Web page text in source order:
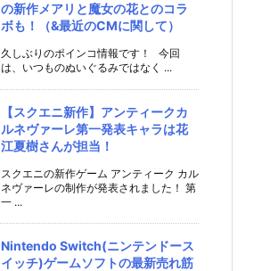
の新作メアリと魔女の花とのコラ
ボも！（&最近のCMに関して）
久しぶりのポインコ情報です！ 今回
は、いつものぬいぐるみではなく ...
【スクエニ新作】アンティークカ
ルネヴァーレ第一発表キャラは花
江夏樹さんが担当！
スクエニの新作ゲーム アンティーク カル
ネヴァーレの制作が発表されました！ 第
一 ...
Nintendo Switch(ニンテンドース
イッチ)ゲームソフトの最新売れ筋